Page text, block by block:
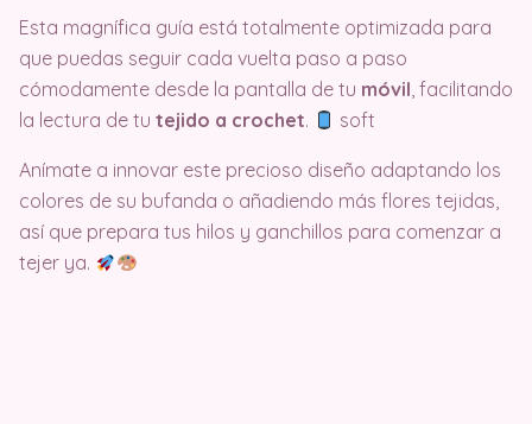
Esta magnífica guía está totalmente optimizada para
que puedas seguir cada vuelta paso a paso
cómodamente desde la pantalla de tu móvil, facilitando
la lectura de tu tejido a crochet. soft
Anímate a innovar este precioso diseño adaptando los
colores de su bufanda o añadiendo más flores tejidas,
así que prepara tus hilos y ganchillos para comenzar a
tejer ya.